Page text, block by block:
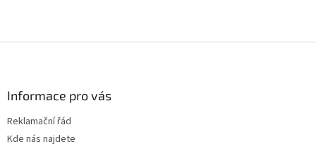
Informace pro vás
Reklamační řád
Kde nás najdete